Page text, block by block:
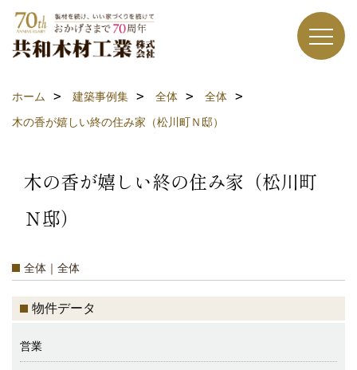
ホーム 建築事例集 全体
全体
木の香が嬉しい終の住み家（松川町Ｎ邸）
木の香が嬉しい終の住み家（松川町
Ｎ邸）
全体｜全体
物件データ
営業